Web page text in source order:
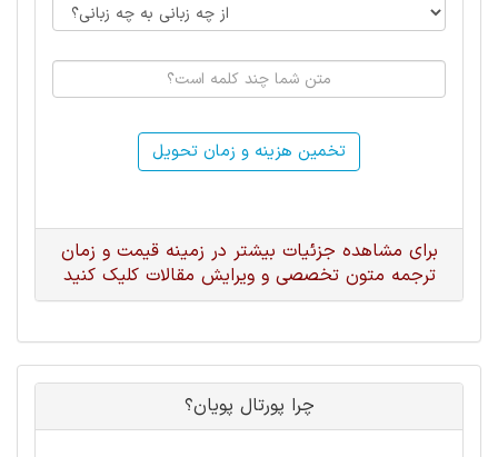
تخمین هزینه و زمان تحویل
برای مشاهده جزئیات بیشتر در زمینه قیمت و زمان
ترجمه متون تخصصی و ویرایش مقالات کلیک کنید
چرا پورتال پویان؟